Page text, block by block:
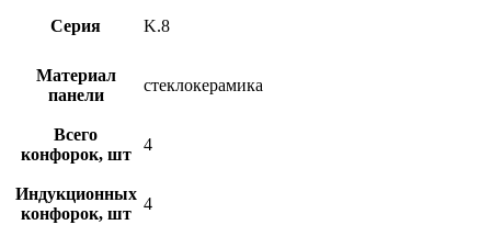
Серия K.8
Материал
панели
стеклокерамика
Всего
конфорок, шт
4
Индукционных
конфорок, шт
4